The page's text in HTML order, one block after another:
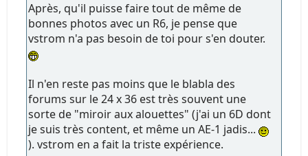
Après, qu'il puisse faire tout de même de
bonnes photos avec un R6, je pense que
vstrom n'a pas besoin de toi pour s'en douter.
Il n'en reste pas moins que le blabla des
forums sur le 24 x 36 est très souvent une
sorte de "miroir aux alouettes" (j'ai un 6D dont
je suis très content, et même un AE-1 jadis...
). vstrom en a fait la triste expérience.